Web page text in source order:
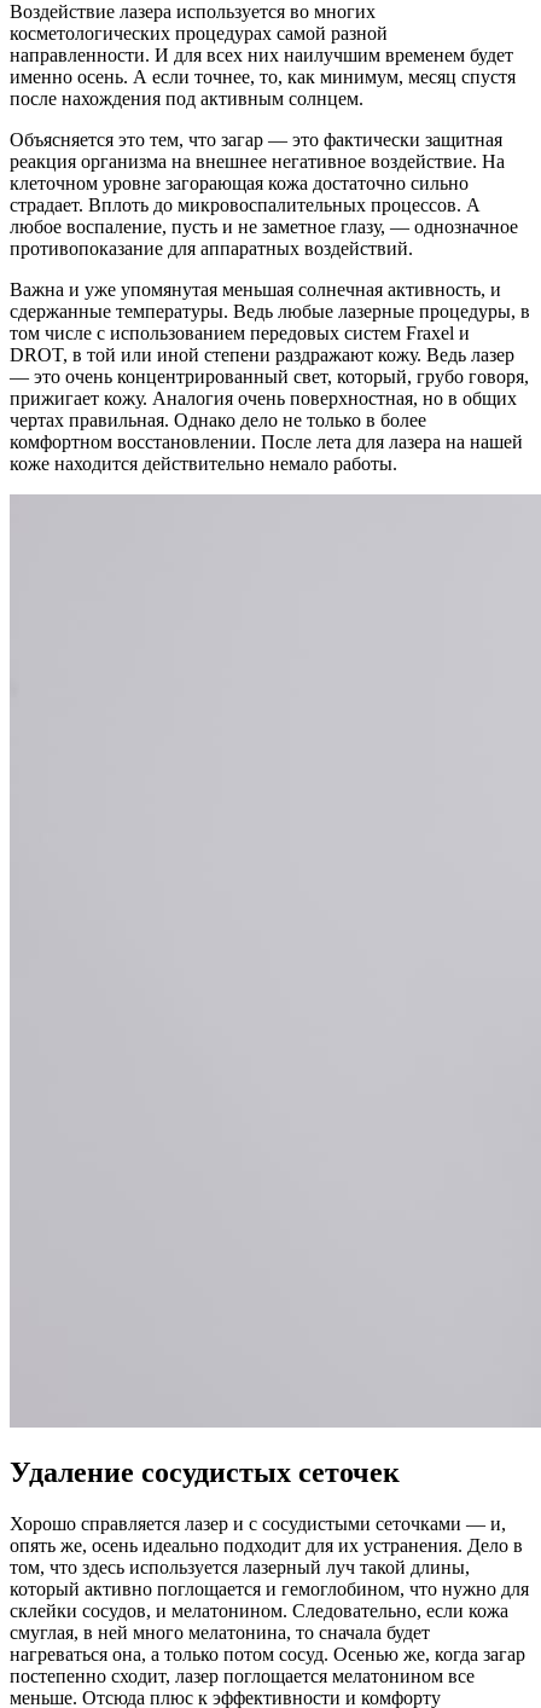
Воздействие лазера используется во многих
косметологических процедурах самой разной
направленности. И для всех них наилучшим временем будет
именно осень. А если точнее, то, как минимум, месяц спустя
после нахождения под активным солнцем.
Объясняется это тем, что загар — это фактически защитная
реакция организма на внешнее негативное воздействие. На
клеточном уровне загорающая кожа достаточно сильно
страдает. Вплоть до микровоспалительных процессов. А
любое воспаление, пусть и не заметное глазу, — однозначное
противопоказание для аппаратных воздействий.
Важна и уже упомянутая меньшая солнечная активность, и
сдержанные температуры. Ведь любые лазерные процедуры, в
том числе с использованием передовых систем Fraxel и
DROT, в той или иной степени раздражают кожу. Ведь лазер
— это очень концентрированный свет, который, грубо говоря,
прижигает кожу. Аналогия очень поверхностная, но в общих
чертах правильная. Однако дело не только в более
комфортном восстановлении. После лета для лазера на нашей
коже находится действительно немало работы.
Удаление сосудистых сеточек
Хорошо справляется лазер и с сосудистыми сеточками — и,
опять же, осень идеально подходит для их устранения. Дело в
том, что здесь используется лазерный луч такой длины,
который активно поглощается и гемоглобином, что нужно для
склейки сосудов, и мелатонином. Следовательно, если кожа
смуглая, в ней много мелатонина, то сначала будет
нагреваться она, а только потом сосуд. Осенью же, когда загар
постепенно сходит, лазер поглощается мелатонином все
меньше. Отсюда плюс к эффективности и комфорту